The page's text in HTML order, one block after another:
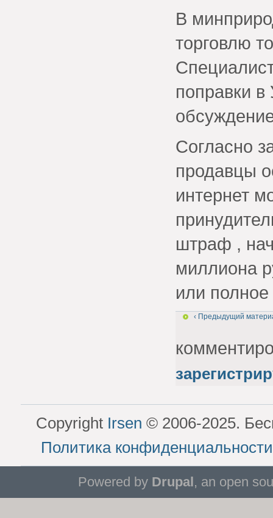
В
торговлю
поправки
Согласно
продавцы
интернет
штраф ,
миллиона
или
‹ Предыдущий
Copyright Irsen © 2006-2025.
Политика
Powered by Drupal, an open